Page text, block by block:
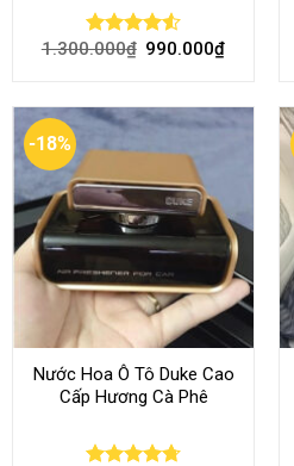
Rated 4.54
1.300.000₫ 990.000₫
-18%
Nước Hoa Ô Tô Duke Cao
Cấp Hương Cà Phê